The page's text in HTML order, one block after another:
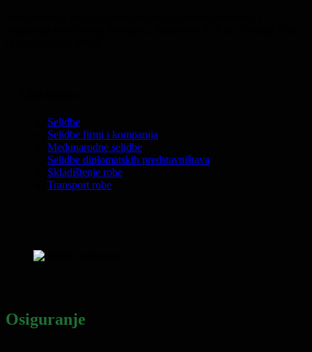
Selidbe
Selidbe firmi i kompanija
Međunarodne selidbe
Selidbe diplomatskih predstavništava
Skladištenje robe
Transport robe
Osiguranje